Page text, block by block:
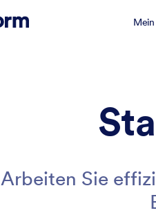
Arbeiten Sie